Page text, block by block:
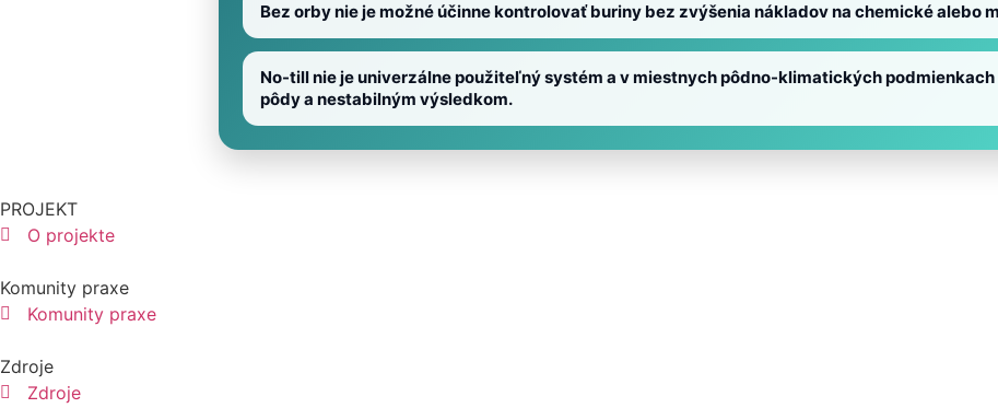
Bez orby nie je možné účinne kontrolovať buriny bez zvýšenia nákladov na chemické alebo
No-till nie je univerzálne použiteľný systém a v miestnych pôdno-klimatických
pôdy a nestabilným výsledkom.
PROJEKT
O projekte
Komunity praxe
Komunity praxe
Zdroje
Zdroje